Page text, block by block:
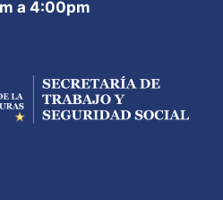
a 4:00pm